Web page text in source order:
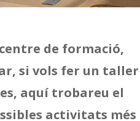
de formació,
si vols fer un taller
aquí trobareu el
activitats més